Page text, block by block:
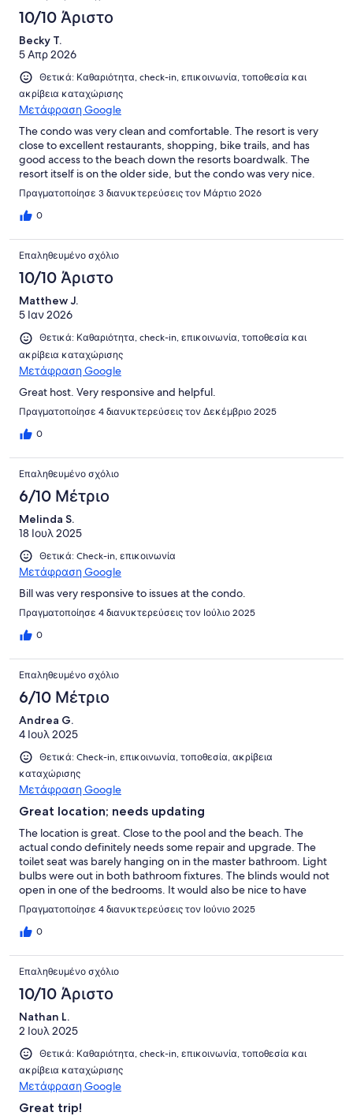
10/10 Άριστο
Becky T.
5 Απρ 2026
Θετικά: Καθαριότητα, check-in, επικοινωνία, τοποθεσία και
ακρίβεια καταχώρισης
Μετάφραση Google
The condo was very clean and comfortable. The resort is very
close to excellent restaurants, shopping, bike trails, and has
good access to the beach down the resorts boardwalk. The
resort itself is on the older side, but the condo was very nice.
Πραγματοποίησε 3 διανυκτερεύσεις τον Μάρτιο 2026
0
Επαληθευμένο σχόλιο
10/10 Άριστο
Matthew J.
5 Ιαν 2026
Θετικά: Καθαριότητα, check-in, επικοινωνία, τοποθεσία και
ακρίβεια καταχώρισης
Μετάφραση Google
Great host. Very responsive and helpful.
Πραγματοποίησε 4 διανυκτερεύσεις τον Δεκέμβριο 2025
0
Επαληθευμένο σχόλιο
6/10 Μέτριο
Melinda S.
18 Ιουλ 2025
Θετικά: Check-in, επικοινωνία
Μετάφραση Google
Bill was very responsive to issues at the condo.
Πραγματοποίησε 4 διανυκτερεύσεις τον Ιούλιο 2025
0
Επαληθευμένο σχόλιο
6/10 Μέτριο
Andrea G.
4 Ιουλ 2025
Θετικά: Check-in, επικοινωνία, τοποθεσία, ακρίβεια
καταχώρισης
Μετάφραση Google
Great location; needs updating
The location is great. Close to the pool and the beach. The
actual condo definitely needs some repair and upgrade. The
toilet seat was barely hanging on in the master bathroom. Light
bulbs were out in both bathroom fixtures. The blinds would not
open in one of the bedrooms. It would also be nice to have
some extra blankets available. I will say there were plenty of
towels provided which was nice. Also, since trash needs to be
disposed of before checkout, extra trash bags should be
Πραγματοποίησε 4 διανυκτερεύσεις τον Ιούνιο 2025
0
Επαληθευμένο σχόλιο
10/10 Άριστο
Nathan L.
2 Ιουλ 2025
Θετικά: Καθαριότητα, check-in, επικοινωνία, τοποθεσία και
ακρίβεια καταχώρισης
Μετάφραση Google
Great trip!